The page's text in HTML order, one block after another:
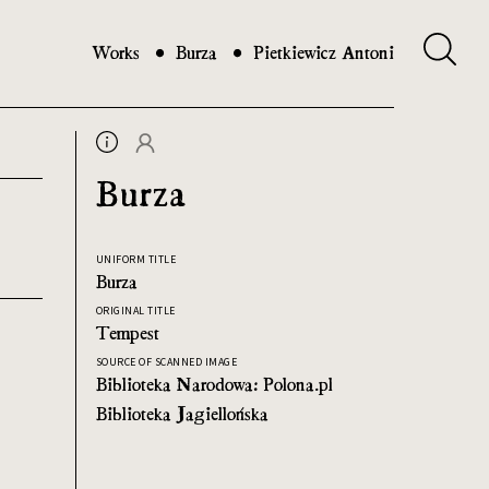
Works Burza Pietkiewicz Antoni
Burza
UNIFORM TITLE
Burza
ORIGINAL TITLE
Tempest
SOURCE OF SCANNED IMAGE
Biblioteka Narodowa: Polona.pl
Biblioteka Jagiellońska